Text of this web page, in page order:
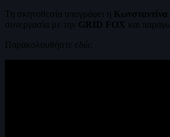
Τη σκηνοθεσία υπογράφει η Κωνσταντίνα
συνεργασία με την GRID FOX και
Παρακολουθήστε εδώ: